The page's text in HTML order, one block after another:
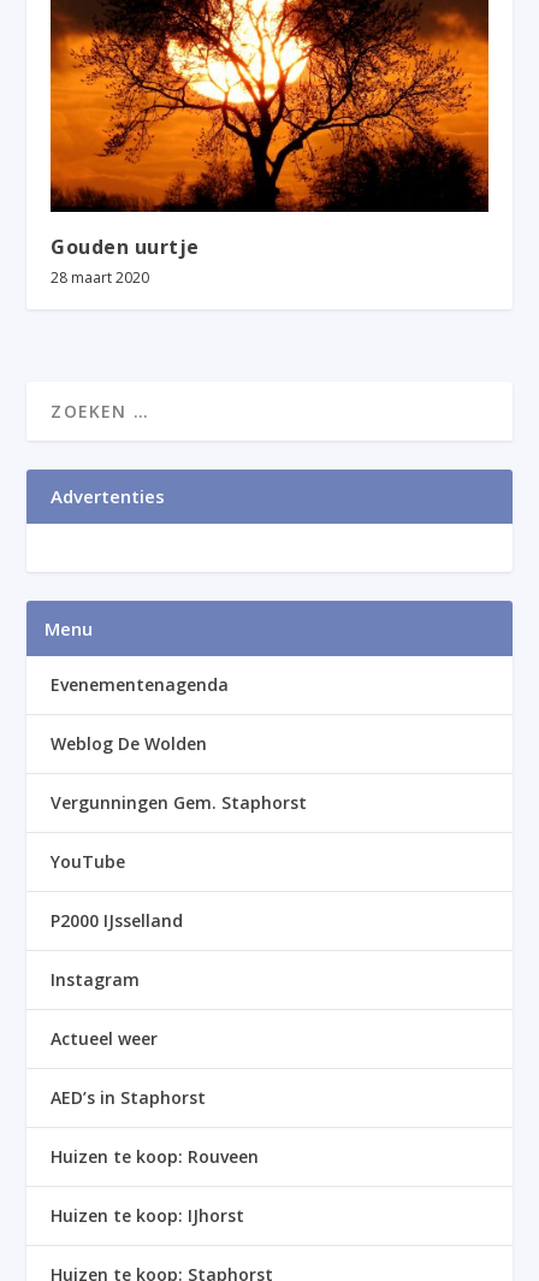
Gouden uurtje
28 maart 2020
Advertenties
Menu
Evenementenagenda
Weblog De Wolden
Vergunningen Gem. Staphorst
YouTube
P2000 IJsselland
Instagram
Actueel weer
AED’s in Staphorst
Huizen te koop: Rouveen
Huizen te koop: IJhorst
Huizen te koop: Staphorst